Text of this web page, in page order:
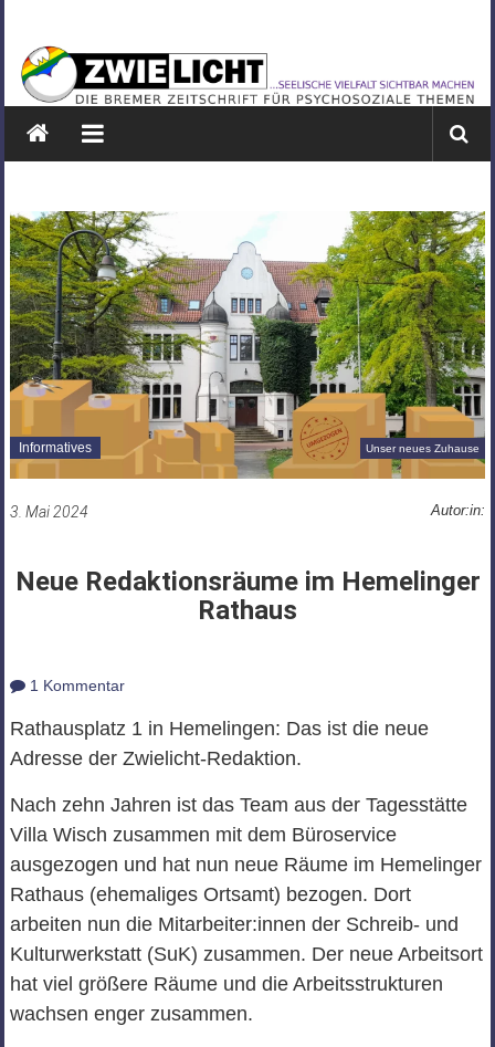
springen
ZWIELICHT
BREMEN
DIE
PSYCHOSOZIALE
THEMEN
Unser neues Zuhause
Informatives
3. Mai 2024 Autor:in:
Neue Redaktionsräume im Hemelinger
Rathaus
1 Kommentar
Rathausplatz 1 in Hemelingen: Das ist die neue
Adresse der Zwielicht-Redaktion.
Nach zehn Jahren ist das Team aus der Tagesstätte
Villa Wisch zusammen mit dem Büroservice
ausgezogen und hat nun neue Räume im Hemelinger
Rathaus (ehemaliges Ortsamt) bezogen. Dort
arbeiten nun die Mitarbeiter:innen der Schreib- und
Kulturwerkstatt (SuK) zusammen. Der neue Arbeitsort
hat viel größere Räume und die Arbeitsstrukturen
wachsen enger zusammen.